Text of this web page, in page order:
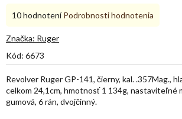
Kód: 6673
Revolver Ruger GP-141, čierny, kal. .357Mag.,
celkom 24,1cm, hmotnosť 1 134g, nastaviteľné
gumová, 6 rán, dvojčinný.
Priemerné
produktu
5,0
5
hviezdičiek.
10 hodnotení Podrobnosti hodnotenia
Značka: Ruger